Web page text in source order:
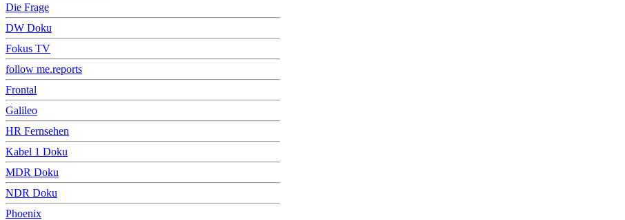
Die Frage
DW Doku
Fokus TV
follow me.reports
Frontal
Galileo
HR Fernsehen
Kabel 1 Doku
MDR Doku
NDR Doku
Phoenix